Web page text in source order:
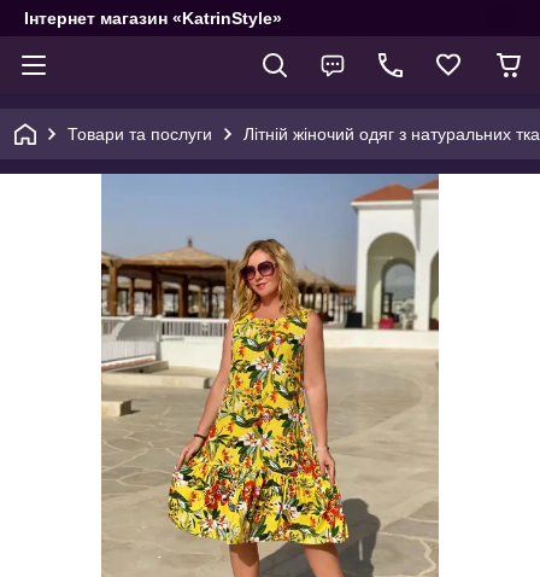
Інтернет магазин «KatrinStyle»
Товари та послуги Літній жіночий одяг з натуральних